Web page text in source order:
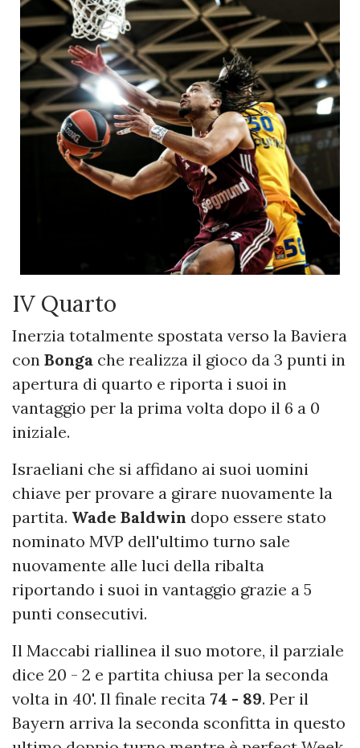
IV Quarto
Inerzia totalmente spostata verso la Baviera
con Bonga che realizza il gioco da 3 punti in
apertura di quarto e riporta i suoi in
vantaggio per la prima volta dopo il 6 a 0
iniziale.
Israeliani che si affidano ai suoi uomini
chiave per provare a girare nuovamente la
partita. Wade Baldwin dopo essere stato
nominato MVP dell'ultimo turno sale
nuovamente alle luci della ribalta
riportando i suoi in vantaggio grazie a 5
punti consecutivi.
Il Maccabi riallinea il suo motore, il parziale
dice 20 - 2 e partita chiusa per la seconda
volta in 40'. Il finale recita 74 - 89. Per il
Bayern arriva la seconda sconfitta in questo